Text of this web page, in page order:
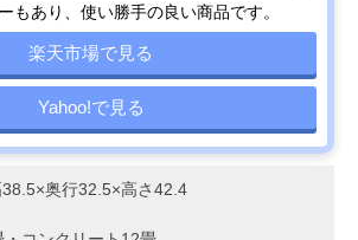
もあり、使い勝手の良い商品です。
楽天市場で見る
Yahoo!で見る
38.5×奥行32.5×高さ42.4